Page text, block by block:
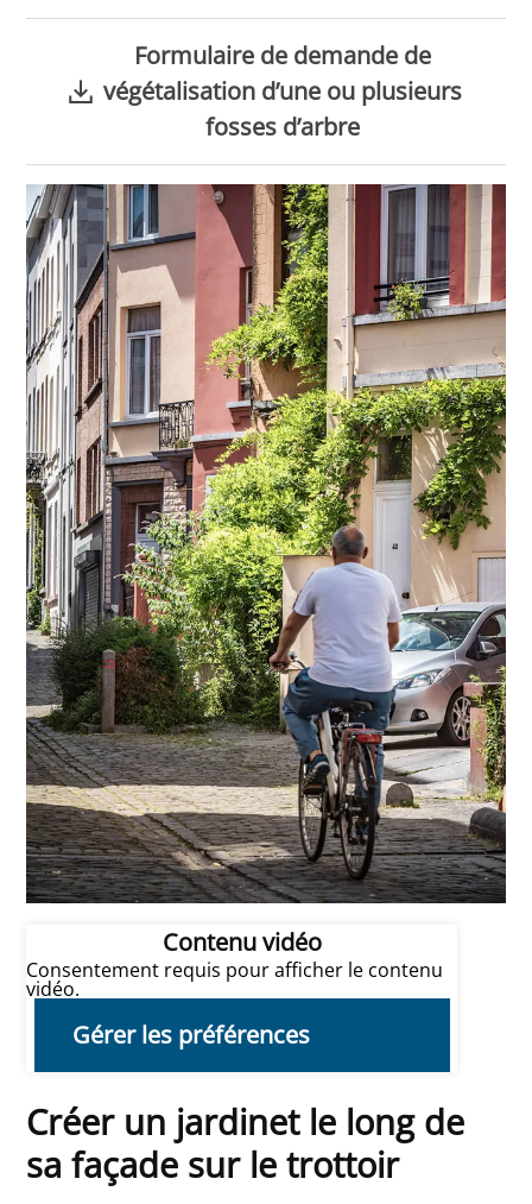
Formulaire de demande de
végétalisation d’une ou plusieurs
fosses d’arbre
Contenu vidéo
Consentement requis pour afficher le contenu
vidéo.
Gérer les préférences
Créer un jardinet le long de
sa façade sur le trottoir